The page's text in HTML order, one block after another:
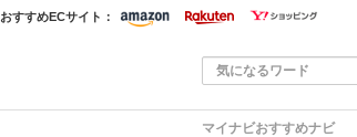
おすすめECサイト：
マイナビおすすめナビ